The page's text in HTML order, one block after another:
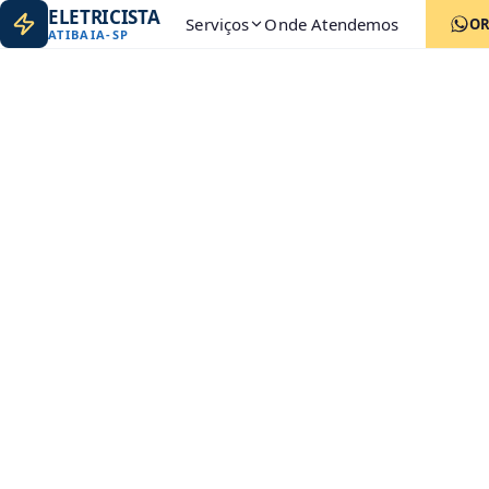
ELETRICISTA
ATIBAIA-SP Serviços Onde Atendemos